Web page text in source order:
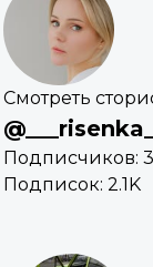
Смотреть
Подписчиков:
Подписок: 2.1K